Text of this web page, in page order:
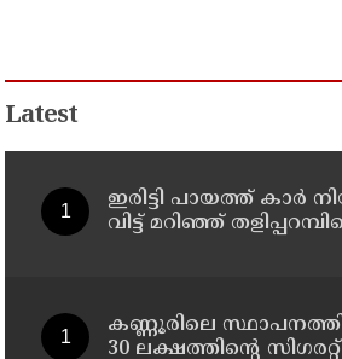
Latest
ഇരിട്ടി പായത്ത് കാർ
വിട്ട് മറിഞ്ഞ്
കണ്ണൂരിലെ
30 ലക്ഷത്തിന്റെ സിഗരറ്റ്